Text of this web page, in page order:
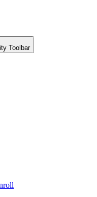
Toolbar